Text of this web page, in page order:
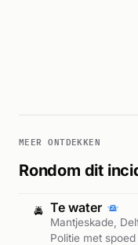
MEER ONTDEKKEN
Rondom dit
🚔 Te water
Mantjeskade,
Politie met